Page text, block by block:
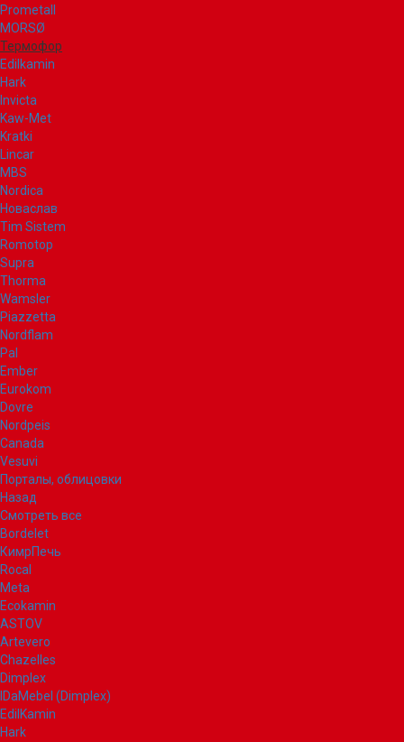
Prometall
MORSØ
Термофор
Edilkamin
Hark
Invicta
Kaw-Met
Kratki
Lincar
MBS
Nordica
Новаслав
Tim Sistem
Romotop
Supra
Thorma
Wamsler
Piazzetta
Nordflam
Pal
Ember
Eurokom
Dovre
Nordpeis
Canada
Vesuvi
Порталы, облицовки
Назад
Смотреть все
Bordelet
КимрПечь
Rocal
Meta
Ecokamin
ASTOV
Artevero
Chazelles
Dimplex
IDaMebel (Dimplex)
EdilKamin
Hark